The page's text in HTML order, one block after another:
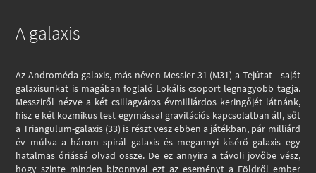
A galaxis
Az Androméda-galaxis, más néven Messier 31 (M31) a Tejútat - saját
galaxisunkat is magában foglaló Lokális csoport legnagyobb tagja.
Messziről nézve a két csillagváros évmilliárdos keringőjét látnánk,
hisz e két kozmikus test egymással gravitációs kapcsolatban áll, sőt
a Triangulum-galaxis (33) is részt vesz ebben a játékban, pár milliárd
év múlva a három spirál galaxis és megannyi kísérő galaxis egy
hatalmas óriássá olvad össze. De ez annyira a távoli jövőbe vész,
hogy szinte minden bizonnyal ezt az eseményt a Földről ember